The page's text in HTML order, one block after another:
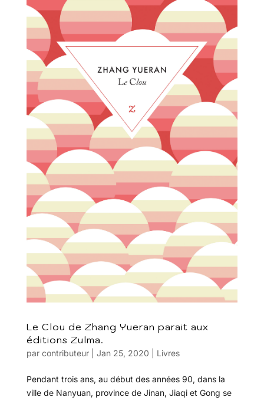
Le Clou de Zhang Yueran parait aux
éditions Zulma.
par contributeur| Jan 25, 2020 Livres
Pendant trois ans, au début des années 90, dans la
ville de Nanyuan, province de Jinan, Jiaqi et Gong se